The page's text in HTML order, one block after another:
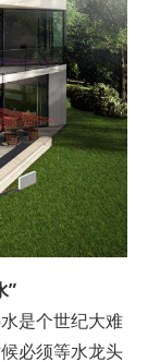
”
是个世纪大难
必须等水龙头